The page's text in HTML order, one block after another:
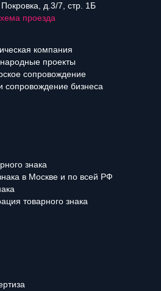
д.3/7, стр. 1Б
проезда
компания
проекты
сопровождение
сопровождение бизнеса
знака
в Москве и по всей РФ
товарного знака